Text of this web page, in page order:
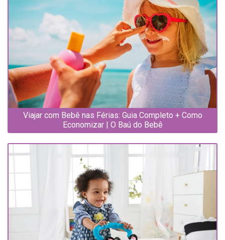
Viajar com Bebê nas Férias: Guia Completo + Como
Economizar | O Baú do Bebê